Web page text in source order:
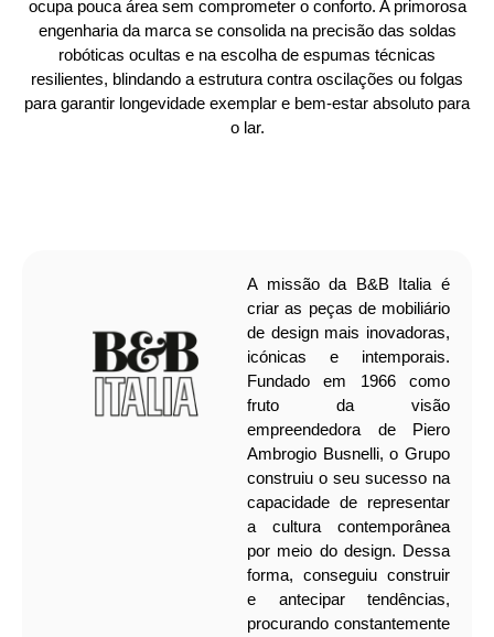
ocupa pouca área sem comprometer o conforto. A primorosa
engenharia da marca se consolida na precisão das soldas
robóticas ocultas e na escolha de espumas técnicas
resilientes, blindando a estrutura contra oscilações ou folgas
para garantir longevidade exemplar e bem-estar absoluto para
o lar.
A missão da B&B Italia é
criar as peças de mobiliário
de design mais inovadoras,
icónicas e intemporais.
Fundado em 1966 como
fruto da visão
empreendedora de Piero
Ambrogio Busnelli, o Grupo
construiu o seu sucesso na
capacidade de representar
a cultura contemporânea
por meio do design. Dessa
forma, conseguiu construir
e antecipar tendências,
procurando constantemente